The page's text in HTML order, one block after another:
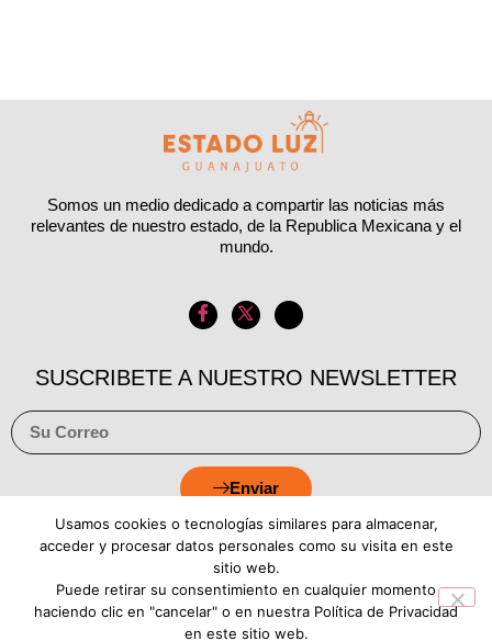
Somos un medio dedicado a compartir las noticias más
relevantes de nuestro estado, de la Republica Mexicana y el
mundo.
SUSCRIBETE A NUESTRO NEWSLETTER
Enviar
Aviso de Privacidad Política de Cookies
Usamos cookies o tecnologías similares para almacenar,
acceder y procesar datos personales como su visita en este
sitio web.
Puede retirar su consentimiento en cualquier momento
haciendo clic en "cancelar" o en nuestra Política de Privacidad
en este sitio web.